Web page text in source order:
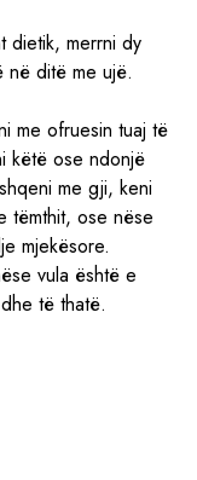
dietik, merrni dy
në ditë me ujë.
me ofruesin tuaj të
këtë ose ndonjë
me gji, keni
tëmthit, ose nëse
mjekësore.
vula është e
të thatë.